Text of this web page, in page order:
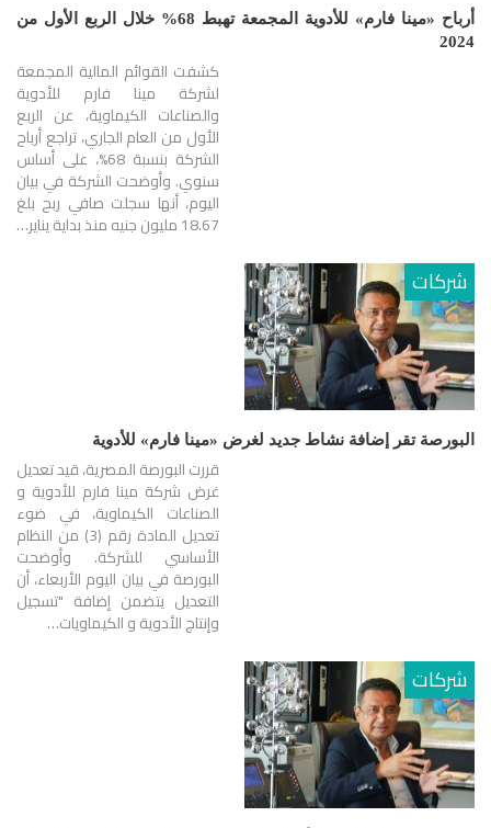
أرباح «مينا فارم» للأدوية المجمعة تهبط 68% خلال الربع الأول من
2024
كشفت القوائم المالية المجمعة
لشركة مينا فارم للأدوية
والصناعات الكيماوية، عن الربع
الأول من العام الجاري، تراجع أرباح
الشركة بنسبة 68%، على أساس
سنوي. وأوضحت الشركة في بيان
اليوم، أنها سجلت صافي ربح بلغ
18.67 مليون جنيه منذ بداية يناير…
شركات
البورصة تقر إضافة نشاط جديد لغرض «مينا فارم» للأدوية
قررت البورصة المصرية، قيد تعديل
غرض شركة مينا فارم للأدوية و
الصناعات الكيماوية، في ضوء
تعديل المادة رقم (3) من النظام
الأساسي للشركة. وأوضحت
البورصة في بيان اليوم الأربعاء، أن
التعديل يتضمن إضافة "تسجيل
وإنتاج الأدوية و الكيماويات…
شركات